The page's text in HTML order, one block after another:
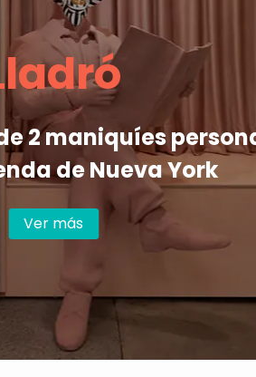
2 maniquíes
de Nueva York
Ver más